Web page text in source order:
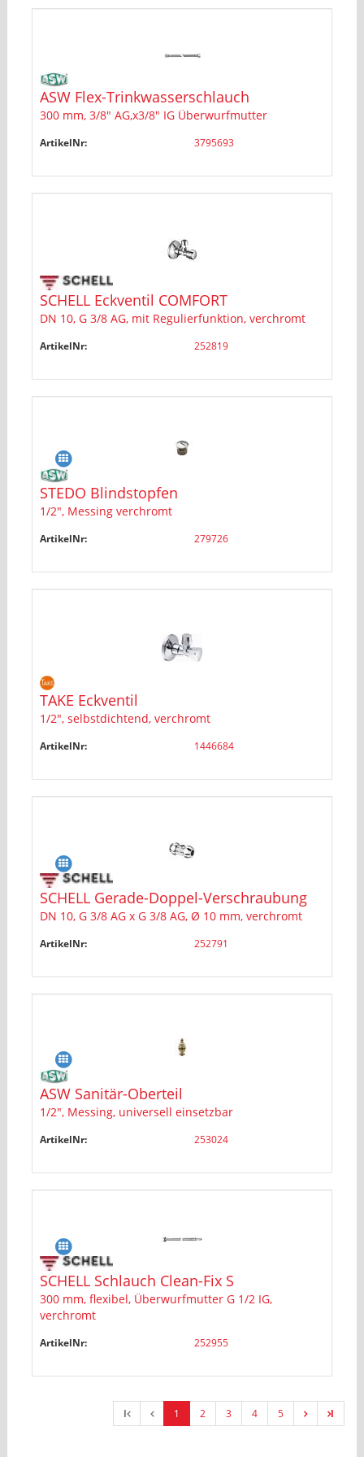
ASW Flex-Trinkwasserschlauch
300 mm, 3/8" AG,x3/8" IG Überwurfmutter
ArtikelNr: 3795693
SCHELL Eckventil COMFORT
DN 10, G 3/8 AG, mit Regulierfunktion, verchromt
ArtikelNr: 252819
STEDO Blindstopfen
1/2", Messing verchromt
ArtikelNr: 279726
TAKE Eckventil
1/2", selbstdichtend, verchromt
ArtikelNr: 1446684
SCHELL Gerade-Doppel-Verschraubung
DN 10, G 3/8 AG x G 3/8 AG, Ø 10 mm, verchromt
ArtikelNr: 252791
ASW Sanitär-Oberteil
1/2", Messing, universell einsetzbar
ArtikelNr: 253024
SCHELL Schlauch Clean-Fix S
300 mm, flexibel, Überwurfmutter G 1/2 IG,
verchromt
ArtikelNr: 252955
l 1 2 3 4 5 l